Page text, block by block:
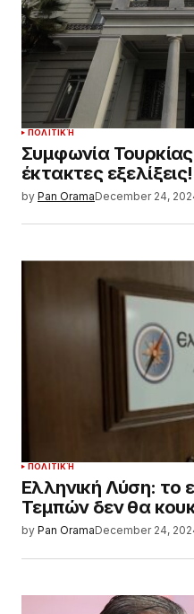
ΠΟΛΙΤΙΚΉ
Συμφωνία
έκτακτες εξελίξεις!
by Pan OramaDecember 24,
ΠΟΛΙΤΙΚΉ
Ελληνική Λύση: το
Τεμπών δεν θα
by Pan OramaDecember 24,